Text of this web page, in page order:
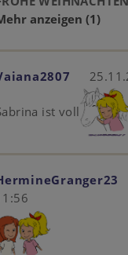
anzeigen (1)
ist voll